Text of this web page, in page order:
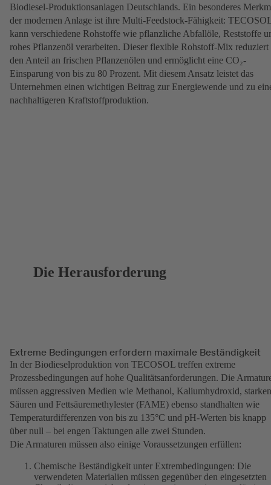
Biodiesel-Produktionsanlagen Deutschlands. Ein besonderes
der modernen Anlage ist ihre Multi-Feedstock-Fähigkeit:
kann verschiedene Rohstoffe wie pflanzliche Abfallöle, Reststoffe
rohes Pflanzenöl verarbeiten. Dieser flexible Rohstoff-Mix reduziert
den Anteil an frischen Pflanzenölen und ermöglicht eine CO₂-
Einsparung von bis zu 80 Prozent. Mit diesem Ansatz leistet das
Unternehmen einen wichtigen Beitrag zur Energiewende und zu
nachhaltigeren Kraftstoffproduktion.
Die Herausforderung
Extreme Bedingungen erfordern maximale Beständigkeit
In der Biodieselproduktion von TECOSOL treffen extreme
Prozessbedingungen auf hohe Qualitätsanforderungen. Die
müssen aggressiven Medien wie Methanol, Kaliumhydroxid, starken
Säuren und Fettsäuremethylester (FAME) ebenso standhalten wie
Temperaturdifferenzen von bis zu 135°C und pH-Werten bis knapp
über null – bei engen Taktungen alle zwei Stunden.
Die Armaturen müssen also einige Voraussetzungen erfüllen:
Chemische Beständigkeit unter Extrembedingungen: Die
verwendeten Materialien müssen gegenüber den eingesetzten